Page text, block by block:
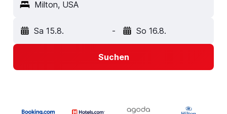
Milton, USA
Sa 15.8. - So 16.8.
Suchen